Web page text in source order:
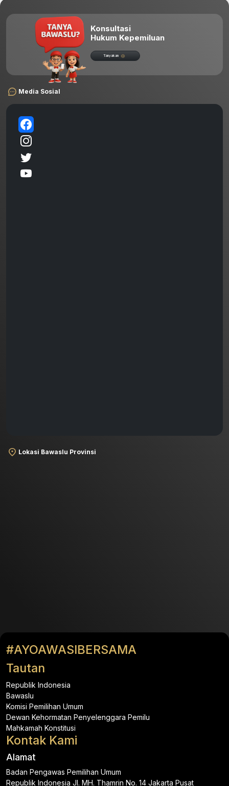
Media Sosial
Lokasi Bawaslu Provinsi
Konsultasi
Hukum Kepemiluan
Tanyakan
#AYOAWASIBERSAMA
Tautan
Republik Indonesia
Bawaslu
Komisi Pemilihan Umum
Dewan Kehormatan Penyelenggara Pemilu
Mahkamah Konstitusi
Kontak Kami
Alamat
Badan Pengawas Pemilihan Umum
Republik Indonesia Jl. MH. Thamrin No. 14 Jakarta Pusat